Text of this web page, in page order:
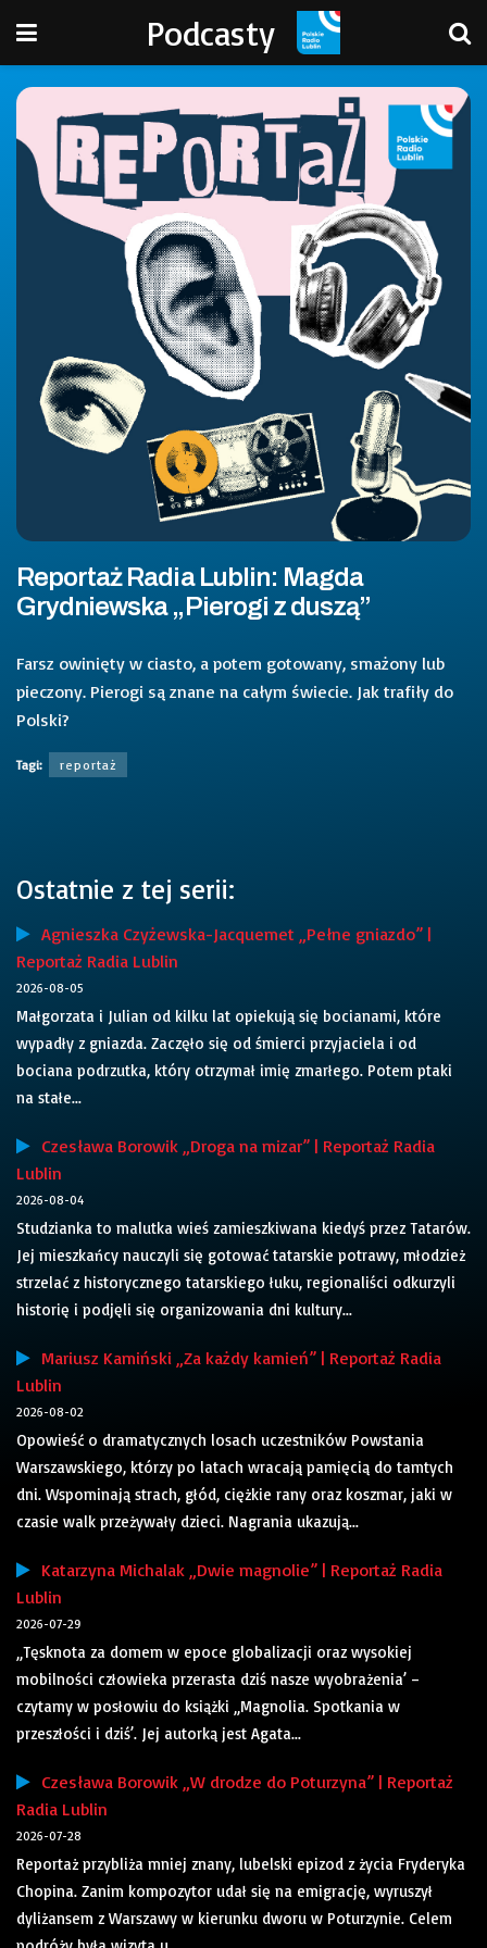
Podcasty
Reportaż Radia Lublin: Magda
Grydniewska „Pierogi z duszą”
Farsz owinięty w ciasto, a potem gotowany, smażony lub
pieczony. Pierogi są znane na całym świecie. Jak trafiły do
Polski?
Tagi: reportaż
Ostatnie z tej serii:
Agnieszka Czyżewska-Jacquemet „Pełne gniazdo” |
Reportaż Radia Lublin
2026-08-05
Małgorzata i Julian od kilku lat opiekują się bocianami, które
wypadły z gniazda. Zaczęło się od śmierci przyjaciela i od
bociana podrzutka, który otrzymał imię zmarłego. Potem ptaki
na stałe...
Czesława Borowik „Droga na mizar” | Reportaż Radia
Lublin
2026-08-04
Studzianka to malutka wieś zamieszkiwana kiedyś przez Tatarów.
Jej mieszkańcy nauczyli się gotować tatarskie potrawy, młodzież
strzelać z historycznego tatarskiego łuku, regionaliści odkurzyli
historię i podjęli się organizowania dni kultury...
Mariusz Kamiński „Za każdy kamień” | Reportaż Radia
Lublin
2026-08-02
Opowieść o dramatycznych losach uczestników Powstania
Warszawskiego, którzy po latach wracają pamięcią do tamtych
dni. Wspominają strach, głód, ciężkie rany oraz koszmar, jaki w
czasie walk przeżywały dzieci. Nagrania ukazują...
Katarzyna Michalak „Dwie magnolie” | Reportaż Radia
Lublin
2026-07-29
„Tęsknota za domem w epoce globalizacji oraz wysokiej
mobilności człowieka przerasta dziś nasze wyobrażenia’ –
czytamy w posłowiu do książki „Magnolia. Spotkania w
przeszłości i dziś’. Jej autorką jest Agata...
Czesława Borowik „W drodze do Poturzyna” | Reportaż
Radia Lublin
2026-07-28
Reportaż przybliża mniej znany, lubelski epizod z życia Fryderyka
Chopina. Zanim kompozytor udał się na emigrację, wyruszył
dyliżansem z Warszawy w kierunku dworu w Poturzynie. Celem